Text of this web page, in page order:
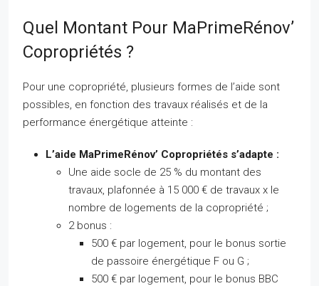
Quel Montant Pour MaPrimeRénov’
Copropriétés ?
Pour une copropriété, plusieurs formes de l’aide sont
possibles, en fonction des travaux réalisés et de la
performance énergétique atteinte :
L’aide MaPrimeRénov’ Copropriétés s’adapte :
Une aide socle de 25 % du montant des
travaux, plafonnée à 15 000 € de travaux x le
nombre de logements de la copropriété ;
2 bonus :
500 € par logement, pour le bonus sortie
de passoire énergétique F ou G ;
500 € par logement, pour le bonus BBC